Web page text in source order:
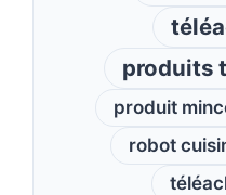
produits
produit
robot